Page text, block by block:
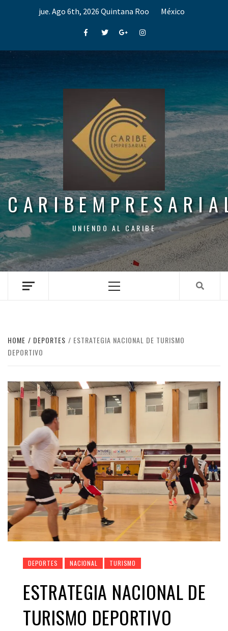
jue. Ago 6th, 2026 Quintana Roo México
FacebookTwitterGoogle+Instagram
UNIENDO AL CARIBE
Menu
HOME DEPORTES
ESTRATEGIA NACIONAL DE TURISMO
DEPORTIVO
DEPORTES NACIONAL TURISMO
ESTRATEGIA NACIONAL DE
TURISMO DEPORTIVO